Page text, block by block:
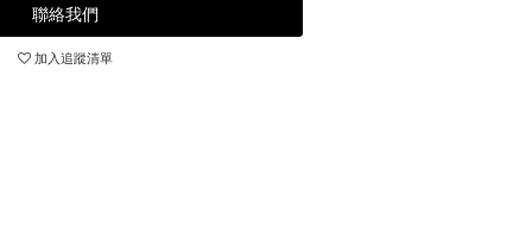
聯絡我們
加入追蹤清單